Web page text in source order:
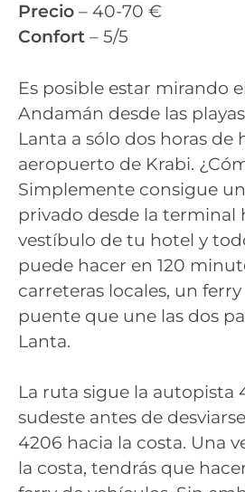
Precio – 40-70 €
Confort – 5/5
Es posible estar mirando
Andamán desde las
Lanta a sólo dos horas de
aeropuerto de Krabi.
Simplemente consigue
privado desde la terminal
vestíbulo de tu hotel y
puede hacer en 120
carreteras locales, un
puente que une las dos
Lanta.
La ruta sigue la autopista
sudeste antes de
4206 hacia la costa. Una
la costa, tendrás que